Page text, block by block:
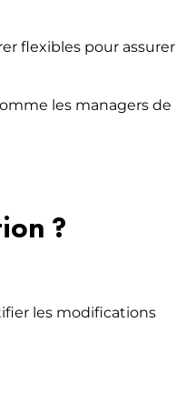
flexibles pour assurer
les managers de
?
les modifications